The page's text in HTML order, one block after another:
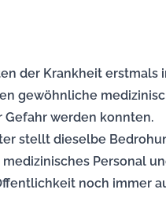
der Krankheit erstmals
gewöhnliche
Gefahr werden konnten.
stellt dieselbe
medizinisches Personal
noch immer